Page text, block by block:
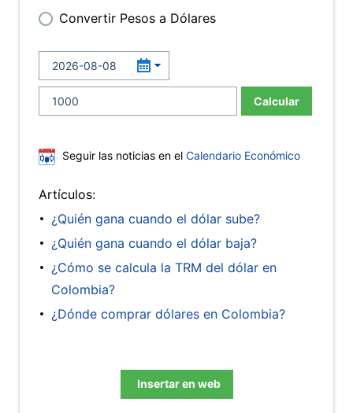
Convertir Pesos a Dólares
Calcular
Seguir las noticias en el Calendario Económico
Artículos:
¿Quién gana cuando el dólar sube?
¿Quién gana cuando el dólar baja?
¿Cómo se calcula la TRM del dólar en
Colombia?
¿Dónde comprar dólares en Colombia?
Insertar en web